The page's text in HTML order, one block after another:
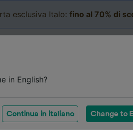
esclusiva Italo: fino al 70% di
Da
in English?
Continua in italiano Change to